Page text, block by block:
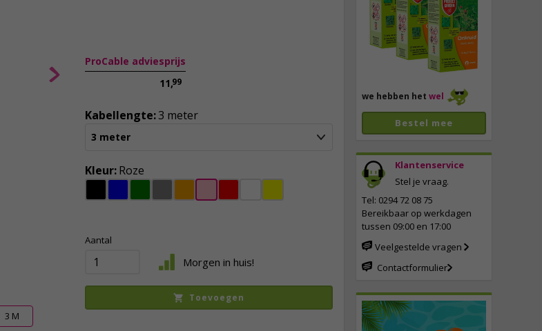
we hebben het wel
Bestel mee
Klantenservice
Stel je vraag.
Tel: 0294 72 08 75
Bereikbaar op werkdagen
tussen 09:00 en 17:00
Veelgestelde vragen
Contactformulier
3 M
ProCable adviesprijs
11,99
Kabellengte:3 meter
3 meter
Kleur:Roze
Aantal
Morgen in huis!
Toevoegen